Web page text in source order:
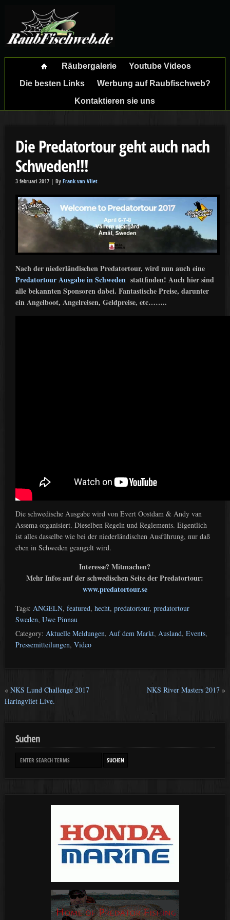
Räubergalerie
Youtube Videos
Die besten Links
Werbung auf Raubfischweb?
Kontaktieren sie uns
Die Predatortour geht auch nach
Schweden!!!
3 februari 2017 | By Frank van Vliet
Nach der niederländischen Predatortour, wird nun auch eine
Predatortour Ausgabe in Schweden stattfinden! Auch hier sind
alle bekannten Sponsoren dabei. Fantastische Preise, darunter
ein Angelboot, Angelreisen, Geldpreise, etc……..
Die schwedische Ausgabe wird von Evert Oostdam & Andy van
Assema organisiert. Dieselben Regeln und Reglements. Eigentlich
ist alles dasselbe wie bei der niederländischen Ausführung, nur daß
eben in Schweden geangelt wird.
Interesse? Mitmachen?
Mehr Infos auf der schwedischen Seite der Predatortour:
www.predatortour.se
Tags: ANGELN, featured, hecht, predatortour, predatortour
Sweden, Uwe Pinnau
Category: Aktuelle Meldungen, Auf dem Markt, Ausland, Events,
Pressemitteilungen, Video
« NKS Lund Challenge 2017
Haringvliet Live.
NKS River Masters 2017 »
Suchen